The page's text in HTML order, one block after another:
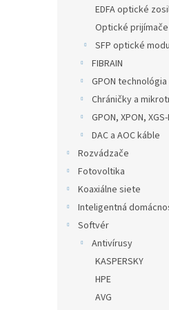
EDFA optické
Optické prijímače
SFP optické
FIBRAIN
GPON technológia
Chráničky a
GPON, XPON,
DAC a AOC káble
Rozvádzače
Fotovoltika
Koaxiálne siete
Inteligentná
Softvér
Antivírusy
KASPERSKY
HPE
AVG